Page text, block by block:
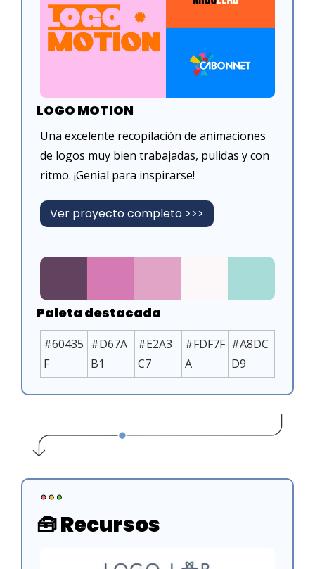
LOGO MOTION
Una excelente recopilación de animaciones
de logos muy bien trabajadas, pulidas y con
ritmo. ¡Genial para inspirarse!
Ver proyecto completo >>>
Paleta destacada
#60435
F
#D67A
B1
#E2A3
C7
#FDF7F
A
#A8DC
D9
🧰 Recursos